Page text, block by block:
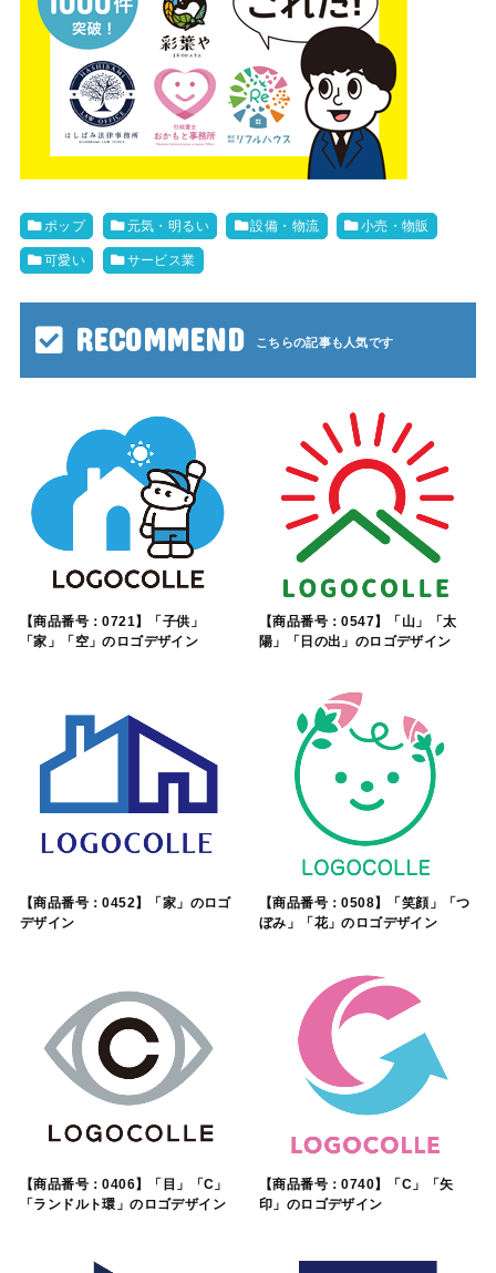
ポップ 元気・明るい 設備・物流 小売・物販
可愛い サービス業
RECOMMEND
【商品番号：0721】「子供」
「家」「空」のロゴデザイン
【商品番号：0547】「山」「太
陽」「日の出」のロゴデザイン
【商品番号：0452】「家」のロゴ
デザイン
【商品番号：0508】「笑顔」「つ
ぼみ」「花」のロゴデザイン
【商品番号：0406】「目」「C」
「ランドルト環」のロゴデザイン
【商品番号：0740】「C」「矢
印」のロゴデザイン